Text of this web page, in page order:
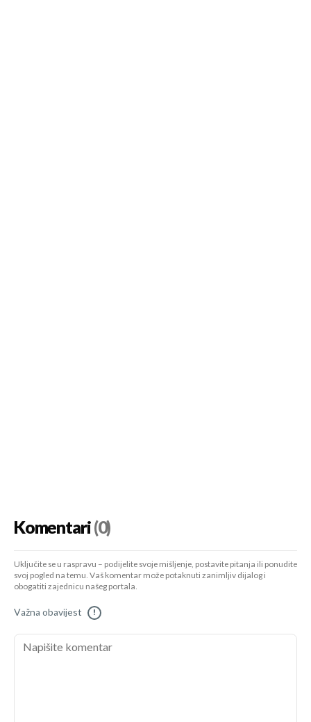
Komentari(0)
Uključite se u raspravu – podijelite svoje mišljenje, postavite pitanja ili ponudite
svoj pogled na temu. Vaš komentar može potaknuti zanimljiv dijalog i
obogatiti zajednicu našeg portala.
Važna obavijest !